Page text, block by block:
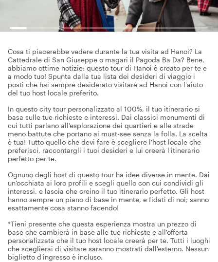
Cosa ti piacerebbe vedere durante la tua visita ad Hanoi? La
Cattedrale di San Giuseppe o magari il Pagoda Ba Da? Bene,
abbiamo ottime notizie: questo tour di Hanoi è creato per te e
a modo tuo! Spunta dalla tua lista dei desideri di viaggio i
posti che hai sempre desiderato visitare ad Hanoi con l'aiuto
del tuo host locale preferito.
In questo city tour personalizzato al 100%, il tuo itinerario si
basa sulle tue richieste e interessi. Dai classici monumenti di
cui tutti parlano all'esplorazione dei quartieri e alle strade
meno battute che portano ai must-see senza la folla. La scelta
è tua! Tutto quello che devi fare è scegliere l'host locale che
preferisci, raccontargli i tuoi desideri e lui creerà l'itinerario
perfetto per te.
Ognuno degli host di questo tour ha idee diverse in mente. Dai
un'occhiata ai loro profili e scegli quello con cui condividi gli
interessi, e lascia che creino il tuo itinerario perfetto. Gli host
hanno sempre un piano di base in mente, e fidati di noi; sanno
esattamente cosa stanno facendo!
*Tieni presente che questa esperienza mostra un prezzo di
base che cambierà in base alle tue richieste e all'offerta
personalizzata che il tuo host locale creerà per te. Tutti i luoghi
che sceglierai di visitare saranno mostrati dall'esterno. Nessun
biglietto d'ingresso è incluso.